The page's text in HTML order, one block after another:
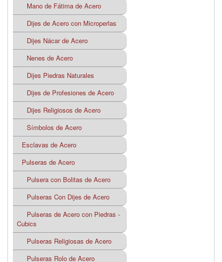
Mano de Fátima de Acero
Dijes de Acero con Microperlas
Dijes Nácar de Acero
Nenes de Acero
Dijes Piedras Naturales
Dijes de Profesiones de Acero
Dijes Religiosos de Acero
Símbolos de Acero
Esclavas de Acero
Pulseras de Acero
Pulsera con Bolitas de Acero
Pulseras Con Dijes de Acero
Pulseras de Acero con Piedras -
Cubics
Pulseras Religiosas de Acero
Pulseras Rolo de Acero